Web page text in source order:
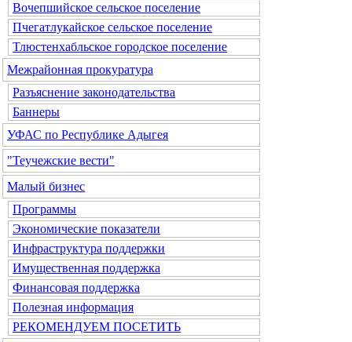
Вочепшийское сельское поселение
Пчегатлукайское сельское поселение
Тлюстенхабльское городское поселение
Межрайонная прокуратура
Разъяснение законодательства
Баннеры
УФАС по Республике Адыгея
"Теучежские вести"
Малый бизнес
Программы
Экономические показатели
Инфраструктура поддержки
Имущественная поддержка
Финансовая поддержка
Полезная информация
РЕКОМЕНДУЕМ ПОСЕТИТЬ